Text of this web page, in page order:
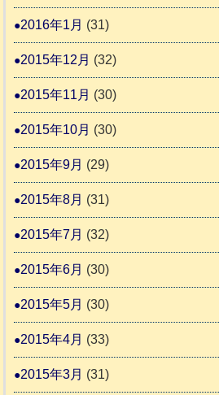
2016年1月 (31)
2015年12月 (32)
2015年11月 (30)
2015年10月 (30)
2015年9月 (29)
2015年8月 (31)
2015年7月 (32)
2015年6月 (30)
2015年5月 (30)
2015年4月 (33)
2015年3月 (31)